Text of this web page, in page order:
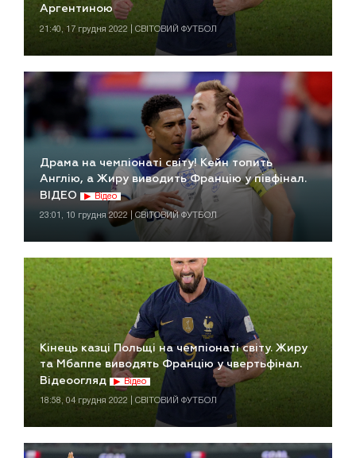
Аргентиною
21:40, 17 грудня 2022 | СВІТОВИЙ ФУТБОЛ
Драма на чемпіонаті світу! Кейн топить
Англію, а Жиру виводить Францію у півфінал.
ВІДЕО
Відео
23:01, 10 грудня 2022 | СВІТОВИЙ ФУТБОЛ
Кінець казці Польщі на чемпіонаті світу. Жиру
та Мбаппе виводять Францію у чвертьфінал.
Відеоогляд
Відео
18:58, 04 грудня 2022 | СВІТОВИЙ ФУТБОЛ